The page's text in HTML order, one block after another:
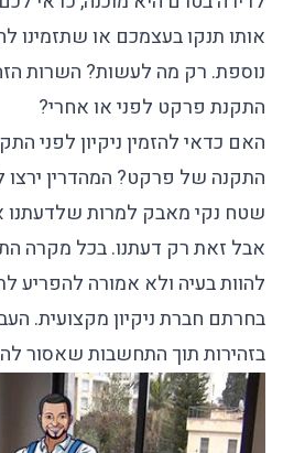
אותו תנקו בעצמכם או שתזמינו
נוספת. רק מה לעשות? השרות
התקנת פרקט לפני או אחרי?
האם כדאי להזמין ניקיון לפני
התקנה של פרקט? המהדרין
שטח נקי מאבק למרות שלדעתנו
אבל זאת רק דעתנו. בכל מקרה
להוות בעיה ולא אמורה להפריע
בחרתם חברת ניקיון מקצועית.
בזהירות תוך התחשבות שאסור